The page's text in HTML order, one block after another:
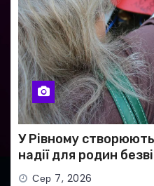
У Рівному створюють
надії для родин
полонених військових
Сер 7, 2026